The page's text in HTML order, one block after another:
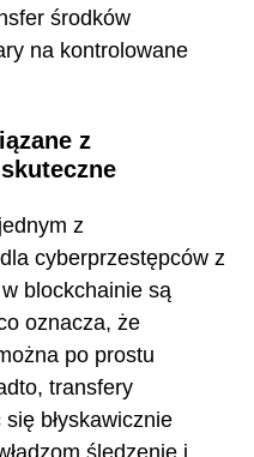
środków
na kontrolowane
z
z
cyberprzestępców z
blockchainie są
oznacza, że
po prostu
transfery
błyskawicznie
śledzenie i